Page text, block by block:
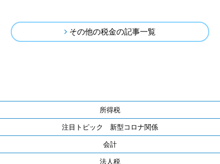
その他の税金の記事一覧
所得税
注目トピック 新型コロナ関係
会計
法人税